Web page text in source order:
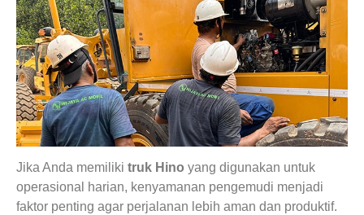
Jika Anda memiliki truk Hino yang digunakan untuk
operasional harian, kenyamanan pengemudi menjadi
faktor penting agar perjalanan lebih aman dan produktif.